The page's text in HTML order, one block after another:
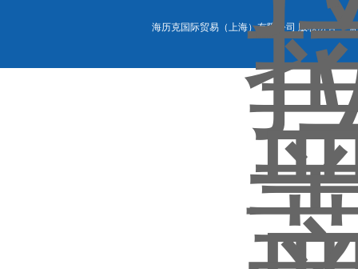
海历克国际贸易（上海）有限公司 版权所有